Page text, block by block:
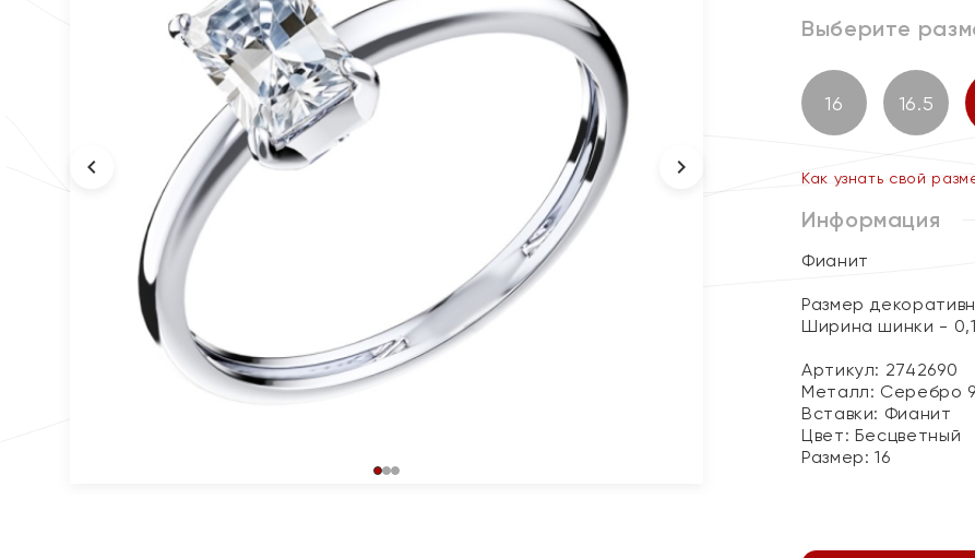
Выберите
16 16.5
Как узнать свой
Информация
Фианит
Размер
Ширина шинки -
Артикул: 2742690
Металл: Серебро
Вставки: Фианит
Цвет: Бесцветный
Размер:16